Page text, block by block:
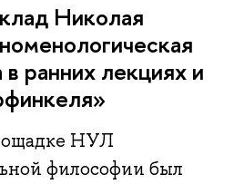
Николая
ранних лекциях и
НУЛ
философии был